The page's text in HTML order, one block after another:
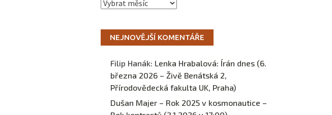
Archivy
NEJNOVĚJŠÍ KOMENTÁŘE
Filip Hanák: Lenka Hrabalová: Írán dnes (6.
března 2026 – Živě Benátská 2,
Přírodovědecká fakulta UK, Praha)
Dušan Majer – Rok 2025 v kosmonautice –